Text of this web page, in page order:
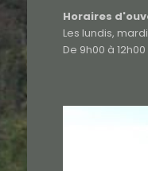
Horaires
Les lundis,
De 9h00 à